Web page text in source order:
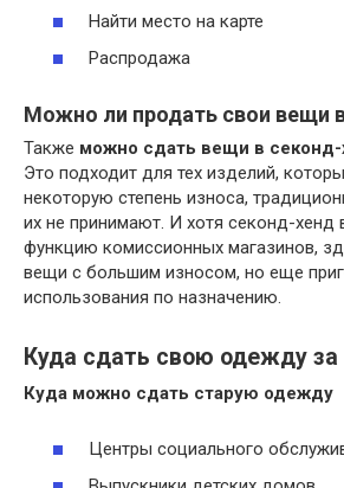
Найти место на карте
Распродажа
Можно ли продать свои вещи
Также можно сдать вещи в секонд-
Это подходит для тех изделий,
некоторую степень износа,
их не принимают. И хотя секонд-хенд
функцию комиссионных магазинов,
вещи с большим износом, но еще
использования по назначению.
Куда сдать свою одежду за
Куда можно сдать старую одежду
Центры социального